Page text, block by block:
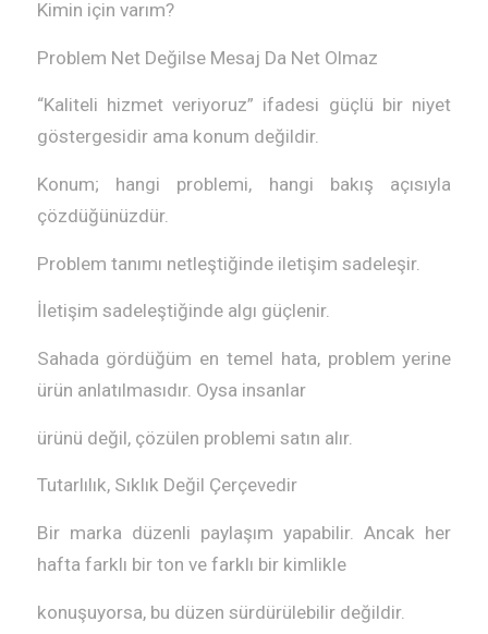
Kimin için varım?
Problem Net Değilse Mesaj Da Net Olmaz
“Kaliteli hizmet veriyoruz” ifadesi güçlü bir niyet
göstergesidir ama konum değildir.
Konum; hangi problemi, hangi bakış açısıyla
çözdüğünüzdür.
Problem tanımı netleştiğinde iletişim sadeleşir.
İletişim sadeleştiğinde algı güçlenir.
Sahada gördüğüm en temel hata, problem yerine
ürün anlatılmasıdır. Oysa insanlar
ürünü değil, çözülen problemi satın alır.
Tutarlılık, Sıklık Değil Çerçevedir
Bir marka düzenli paylaşım yapabilir. Ancak her
hafta farklı bir ton ve farklı bir kimlikle
konuşuyorsa, bu düzen sürdürülebilir değildir.